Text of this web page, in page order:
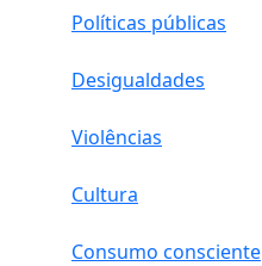
Políticas públicas
Desigualdades
Violências
Cultura
Consumo consciente